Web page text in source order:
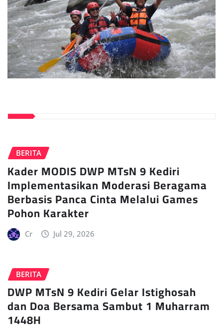
BERITA
Kader MODIS DWP MTsN 9 Kediri
Implementasikan Moderasi Beragama
Berbasis Panca Cinta Melalui Games
Pohon Karakter
Cr Jul 29, 2026
BERITA
DWP MTsN 9 Kediri Gelar Istighosah
dan Doa Bersama Sambut 1 Muharram
1448H